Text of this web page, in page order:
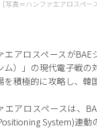
［写真＝ハンファエアロスペース
エアロスペースが
ム）」の現代電子戦
を積極的に攻略し、韓
エアロスペースは、
System)連動